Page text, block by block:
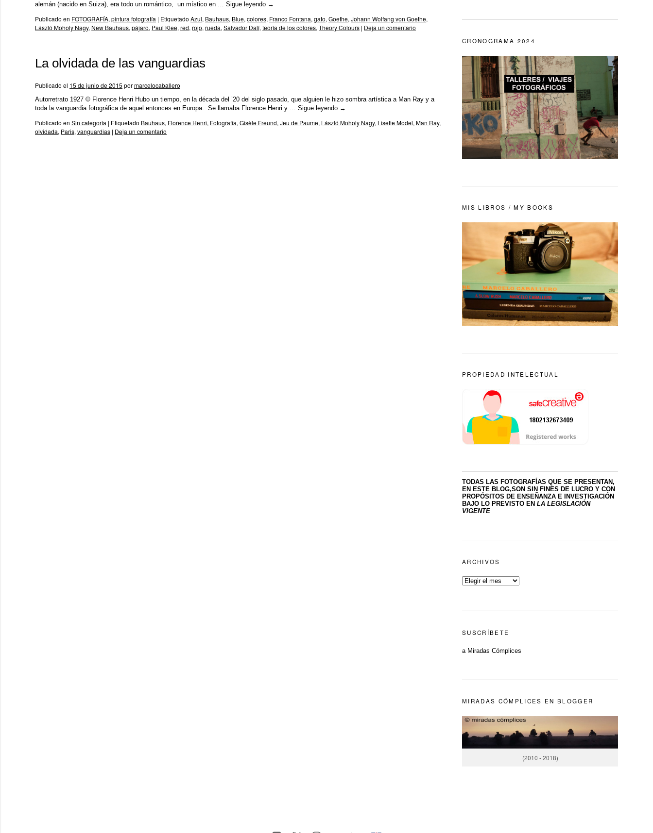
alemán (nacido en Suiza), era todo un romántico, un místico en … Sigue leyendo →
Publicado en FOTOGRAFÍA, pintura fotografía | Etiquetado Azul, Bauhaus, Blue, colores, Franco Fontana, gato, Goethe, Johann Wolfang von Goethe,
László Moholy Nagy, New Bauhaus, pájaro, Paul Klee, red, rojo, rueda, Salvador Dalí, teoría de los colores, Theory Colours | Deja un comentario
La olvidada de las vanguardias
Publicado el 15 de junio de 2015 pormarcelocaballero
Autorretrato 1927 © Florence Henri Hubo un tiempo, en la década del ’20 del siglo pasado, que alguien le hizo sombra artística a Man Ray y a
toda la vanguardia fotográfica de aquel entonces en Europa. Se llamaba Florence Henri y … Sigue leyendo →
Publicado en Sin categoría | Etiquetado Bauhaus, Florence Henri, Fotografía, Gisèle Freund, Jeu de Paume, László Moholy Nagy, Lisette Model, Man Ray,
olvidada, Paris, vanguardias | Deja un comentario
CRONOGRAMA 2024
MIS LIBROS / MY BOOKS
PROPIEDAD INTELECTUAL
TODAS LAS FOTOGRAFÍAS QUE SE PRESENTAN,
EN ESTE BLOG,SON SIN FINES DE LUCRO Y CON
PROPÓSITOS DE ENSEÑANZA E INVESTIGACIÓN
BAJO LO PREVISTO EN LA LEGISLACIÓN
VIGENTE
ARCHIVOS
SUSCRÍBETE
a Miradas Cómplices
MIRADAS CÓMPLICES EN BLOGGER
(2010 - 2018)